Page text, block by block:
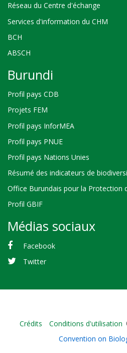
Réseau du Centre d'échange
Services d'information du CHM
BCH
ABSCH
Burundi
Profil pays CDB
Projets FEM
Profil pays InforMEA
Profil pays PNUE
Profil pays Nations Unies
Résumé des indicateurs de
Office Burundais pour la Protection
Profil GBIF
Médias sociaux
Facebook
Twitter
-
Crédits Conditions d'utilisation
Convention on